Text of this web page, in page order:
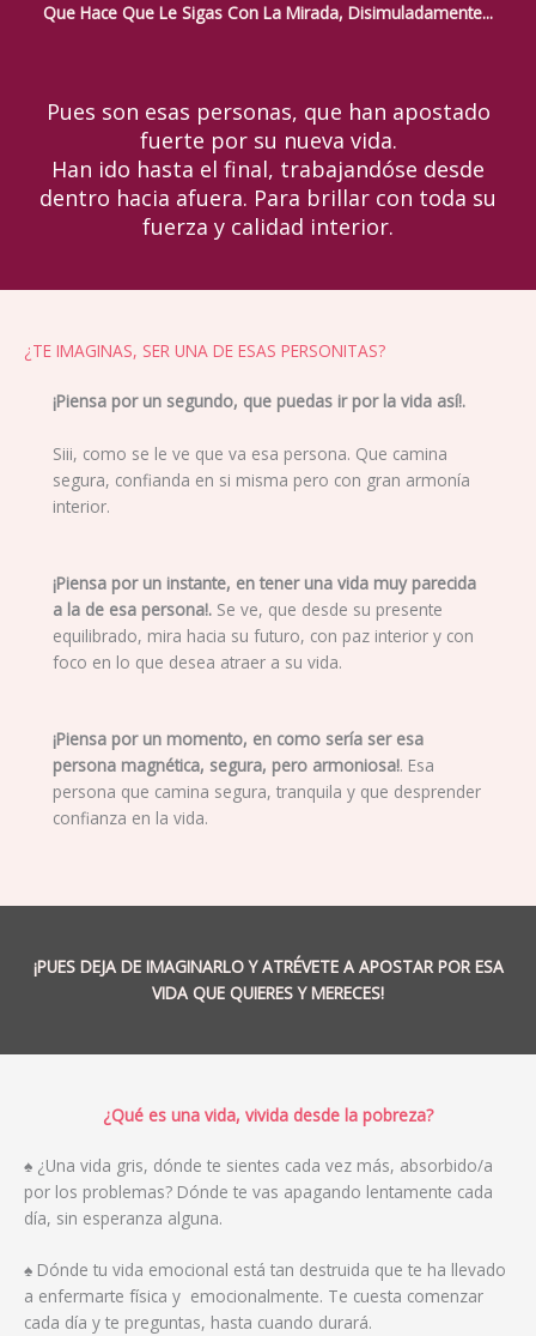
Que Hace Que Le Sigas Con La Mirada, Disimuladamente...
Pues son esas personas, que han apostado
fuerte por su nueva vida.
Han ido hasta el final, trabajandóse desde
dentro hacia afuera. Para brillar con toda su
fuerza y calidad interior.
¿TE IMAGINAS, SER UNA DE ESAS PERSONITAS?
¡Piensa por un segundo, que puedas ir por la vida así!.
Siii, como se le ve que va esa persona. Que camina
segura, confianda en si misma pero con gran armonía
interior.
¡Piensa por un instante, en tener una vida muy parecida
a la de esa persona!. Se ve, que desde su presente
equilibrado, mira hacia su futuro, con paz interior y con
foco en lo que desea atraer a su vida.
¡Piensa por un momento, en como sería ser esa
persona magnética, segura, pero armoniosa!. Esa
persona que camina segura, tranquila y que desprender
confianza en la vida.
¡PUES DEJA DE IMAGINARLO Y ATRÉVETE A APOSTAR POR ESA
VIDA QUE QUIERES Y MERECES!
¿Qué es una vida, vivida desde la pobreza?
♠ ¿Una vida gris, dónde te sientes cada vez más, absorbido/a
por los problemas? Dónde te vas apagando lentamente cada
día, sin esperanza alguna.
♠ Dónde tu vida emocional está tan destruida que te ha llevado
a enfermarte física y emocionalmente. Te cuesta comenzar
cada día y te preguntas, hasta cuando durará.